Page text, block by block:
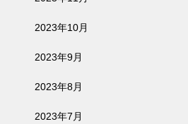
2023年10月
2023年9月
2023年8月
2023年7月